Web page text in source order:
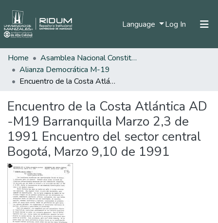
Language Log In (current)
Statistics
Home
Asamblea Nacional Constituyente
Alianza Democrática M-19
Encuentro de la Costa Atlántica AD -M19 Barranquilla Marzo 2,3 de 1991 Encuentro del sector central Bogotá, Marzo 9,10 de 1991
Encuentro de la Costa Atlántica AD
-M19 Barranquilla Marzo 2,3 de
1991 Encuentro del sector central
Bogotá, Marzo 9,10 de 1991